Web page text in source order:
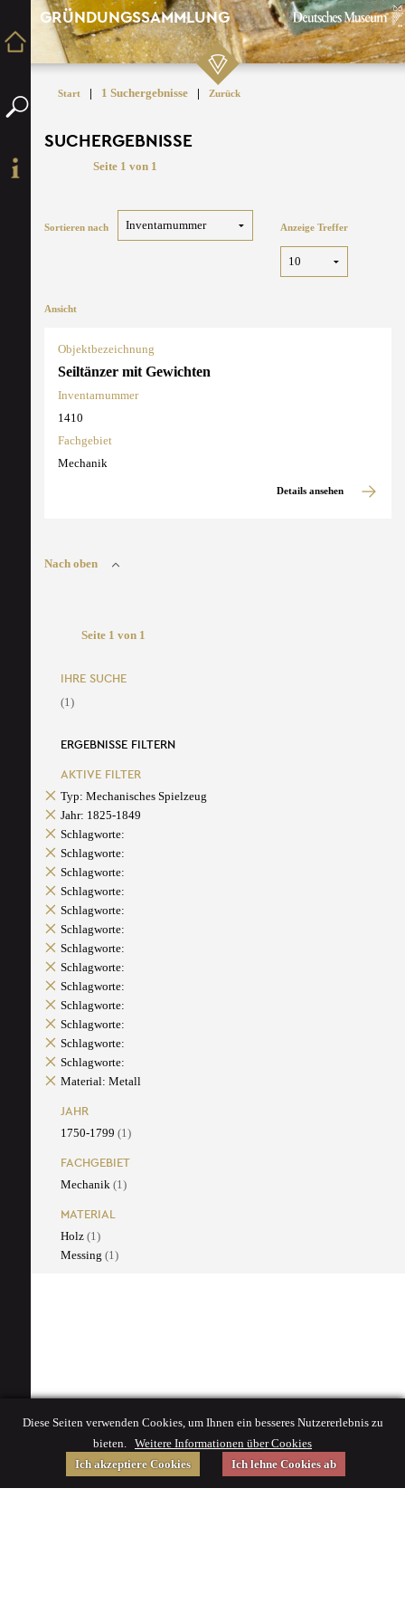
GRÜNDUNGSSAMMLUNG
Start | 1 Suchergebnisse | Zurück
SUCHERGEBNISSE
Seite 1 von 1
Sortieren nach Anzeige Treffer
Ansicht
Objektbezeichnung
Seiltänzer mit Gewichten
Inventarnummer
1410
Fachgebiet
Mechanik
Details ansehen
Nach oben
Seite 1 von 1
IHRE SUCHE
(1)
ERGEBNISSE FILTERN
AKTIVE FILTER
Typ: Mechanisches Spielzeug
Jahr: 1825-1849
Schlagworte:
Schlagworte:
Schlagworte:
Schlagworte:
Schlagworte:
Schlagworte:
Schlagworte:
Schlagworte:
Schlagworte:
Schlagworte:
Schlagworte:
Schlagworte:
Schlagworte:
Material: Metall
JAHR
1750-1799 (1)
FACHGEBIET
Mechanik (1)
MATERIAL
Holz (1)
Messing (1)
Diese Seiten verwenden Cookies, um Ihnen ein besseres Nutzererlebnis zu
bieten. Weitere Informationen über Cookies
Ich akzeptiere Cookies
Ich lehne Cookies ab